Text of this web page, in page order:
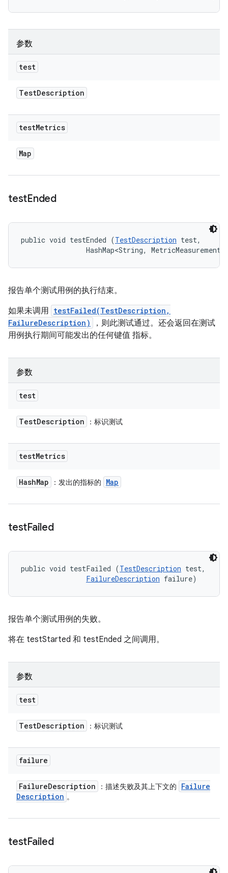
参数
test
TestDescription
testMetrics
Map
testEnded
public void testEnded (TestDescription test,
HashMap<String,
报告单个测试用例的执行结束。
如果未调用 testFailed(TestDescription,
FailureDescription)
，则此测试通过。还会返回在测试
用例执行期间可能发出的任何键值 指标。
参数
test
TestDescription ：标识测试
testMetrics
HashMap ：发出的指标的 Map
testFailed
public void testFailed (TestDescription test,
FailureDescription failure)
报告单个测试用例的失败。
将在 testStarted 和 testEnded 之间调用。
参数
test
TestDescription ：标识测试
failure
FailureDescription ：描述失败及其上下文的
Failure
Description 。
testFailed